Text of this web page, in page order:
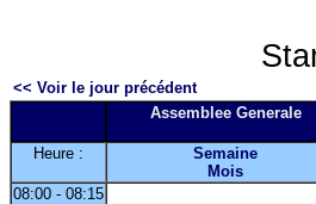
<< Voir le jour précédent
Assemblee Generale
Heure :
Semaine
Mois
08:00 - 08:15